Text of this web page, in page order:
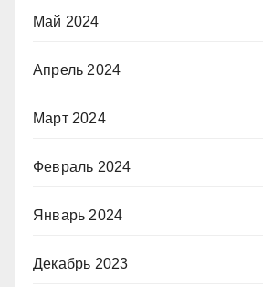
Май 2024
Апрель 2024
Март 2024
Февраль 2024
Январь 2024
Декабрь 2023